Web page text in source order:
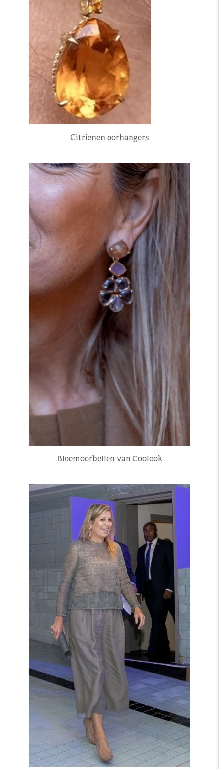
Citrienen oorhangers
Bloemoorbellen van Coolook